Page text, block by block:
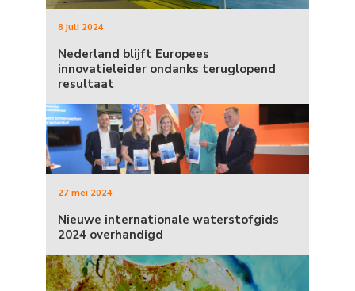
8 juli 2024
Nederland blijft Europees
innovatieleider ondanks teruglopend
resultaat
27 mei 2024
Nieuwe internationale waterstofgids
2024 overhandigd